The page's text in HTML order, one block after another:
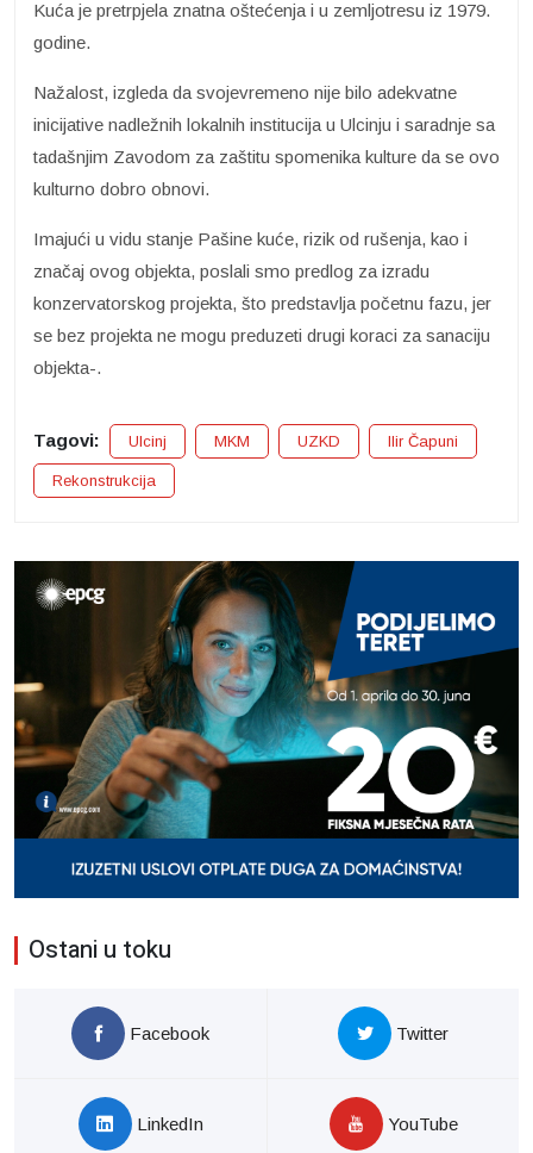
Kuća je pretrpjela znatna oštećenja i u zemljotresu iz 1979.
godine.
Nažalost, izgleda da svojevremeno nije bilo adekvatne
inicijative nadležnih lokalnih institucija u Ulcinju i saradnje sa
tadašnjim Zavodom za zaštitu spomenika kulture da se ovo
kulturno dobro obnovi.
Imajući u vidu stanje Pašine kuće, rizik od rušenja, kao i
značaj ovog objekta, poslali smo predlog za izradu
konzervatorskog projekta, što predstavlja početnu fazu, jer
se bez projekta ne mogu preduzeti drugi koraci za sanaciju
objekta-.
Tagovi: Ulcinj MKM UZKD Ilir Čapuni
Rekonstrukcija
Ostani u toku
Facebook Twitter
LinkedIn YouTube